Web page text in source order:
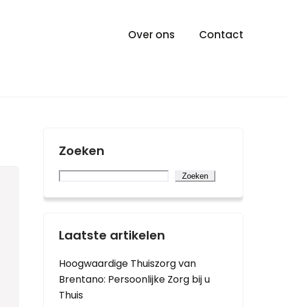
Over ons Contact
Zoeken
Zoeken
Laatste artikelen
Hoogwaardige Thuiszorg van
Brentano: Persoonlijke Zorg bij u
Thuis